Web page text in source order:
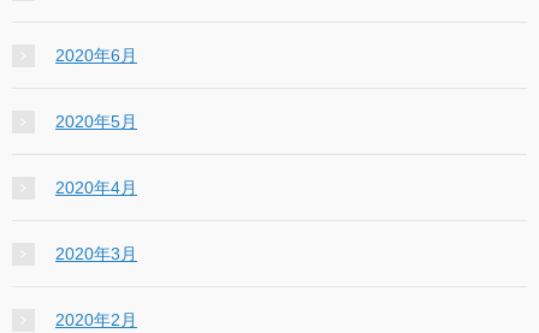
2020年6月
2020年5月
2020年4月
2020年3月
2020年2月